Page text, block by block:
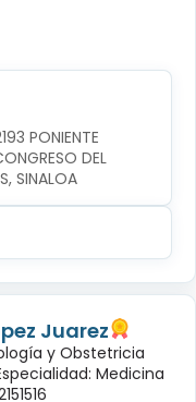
PONIENTE
DEL
SINALOA
Juarez
y Obstetricia
Medicina